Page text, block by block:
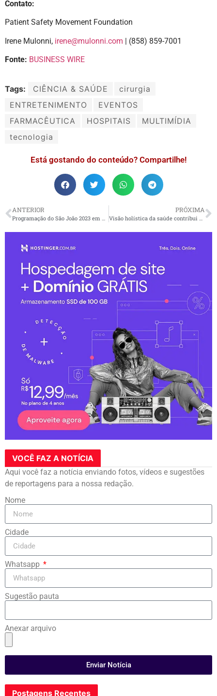
Contato:
Patient Safety Movement Foundation
Irene Mulonni, irene@mulonni.com | (858) 859-7001
Fonte: BUSINESS WIRE
Tags: CIÊNCIA & SAÚDE
cirurgia
ENTRETENIMENTO
EVENTOS
FARMACÊUTICA
HOSPITAIS
MULTIMÍDIA
tecnologia
Está gostando do conteúdo? Compartilhe!
ANTERIOR
Programação do São João 2023 em Natal-RN é divulgada
PRÓXIMA
Visão holística da saúde contribui para o bem-estar
VOCÊ FAZ A NOTÍCIA
Aqui você faz a notícia enviando fotos, vídeos e sugestões
de reportagens para a nossa redação.
Nome
Cidade
Whatsapp
Sugestão pauta
Anexar arquivo
Enviar Notícia
Postagens Recentes